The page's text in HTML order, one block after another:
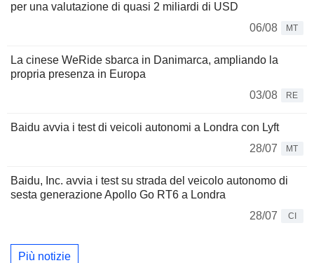
per una valutazione di quasi 2 miliardi di USD
06/08
MT
La cinese WeRide sbarca in Danimarca, ampliando la
propria presenza in Europa
03/08
RE
Baidu avvia i test di veicoli autonomi a Londra con Lyft
28/07
MT
Baidu, Inc. avvia i test su strada del veicolo autonomo di
sesta generazione Apollo Go RT6 a Londra
28/07
CI
Più notizie